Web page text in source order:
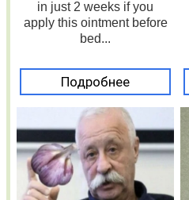
in just 2 weeks if you
apply this ointment before
bed...
Подробнее